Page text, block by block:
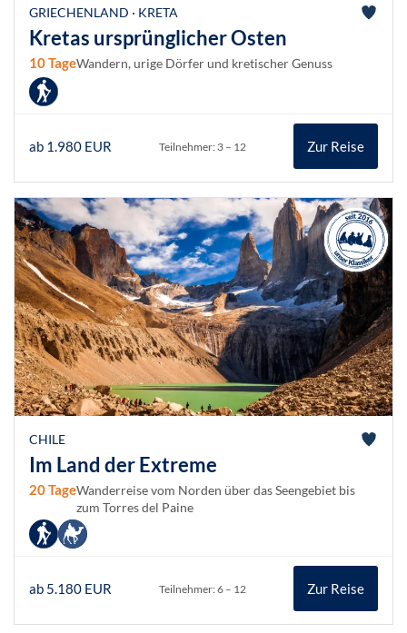
GRIECHENLAND · KRETA
Kretas ursprünglicher Osten
10 TageWandern, urige Dörfer und kretischer Genuss
ab 1.980 EUR Teilnehmer: 3 – 12 Zur Reise
CHILE
Im Land der Extreme
20 TageWanderreise vom Norden über das Seengebiet bis
zum Torres del Paine
ab 5.180 EUR Teilnehmer: 6 – 12 Zur Reise